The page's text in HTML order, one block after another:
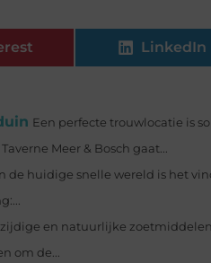
LinkedIn
Een perfecte trouwlocatie is
Meer & Bosch gaat...
de huidige snelle wereld is het
en natuurlijke
om de...